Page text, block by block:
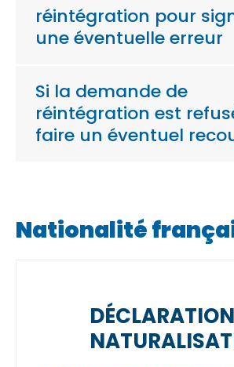
réintégration pour
une éventuelle erreur
Si la demande de
réintégration est
faire un éventuel
Nationalité